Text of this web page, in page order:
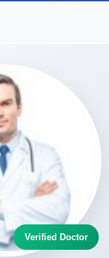
Verified Doctor